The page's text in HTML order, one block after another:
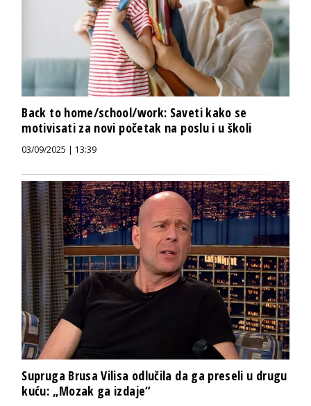
Back to home/school/work: Saveti kako se
motivisati za novi početak na poslu i u školi
03/09/2025 | 13:39
Supruga Brusa Vilisa odlučila da ga preseli u drugu
kuću: „Mozak ga izdaje“